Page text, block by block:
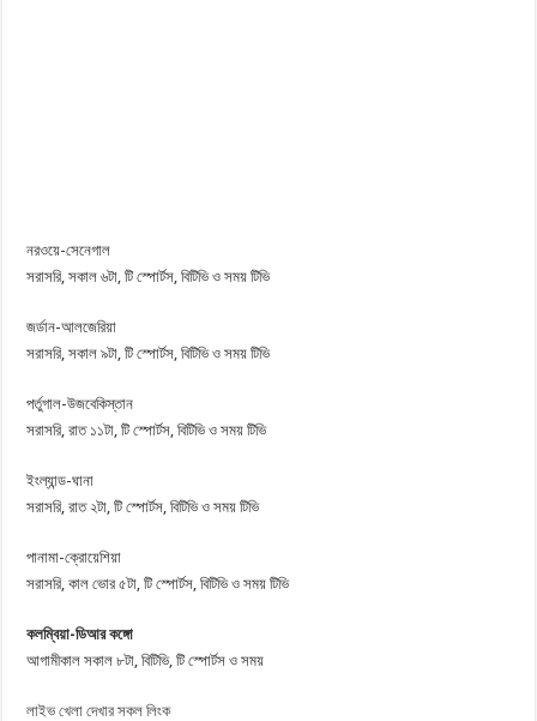
নরওয়ে-সেনেগাল
সরাসরি, সকাল ৬টা, টি স্পোর্টস, বিটিভি ও সময় টিভি
জর্ডান-আলজেরিয়া
সরাসরি, সকাল ৯টা, টি স্পোর্টস, বিটিভি ও সময় টিভি
পর্তুগাল-উজবেকিস্তান
সরাসরি, রাত ১১টা, টি স্পোর্টস, বিটিভি ও সময় টিভি
ইংল্যান্ড-ঘানা
সরাসরি, রাত ২টা, টি স্পোর্টস, বিটিভি ও সময় টিভি
পানামা-ক্রোয়েশিয়া
সরাসরি, কাল ভোর ৫টা, টি স্পোর্টস, বিটিভি ও সময় টিভি
কলম্বিয়া-ডিআর কঙ্গো
আগামীকাল সকাল ৮টা, বিটিভি, টি স্পোর্টস ও সময়
লাইভ খেলা দেখার সকল লিংক